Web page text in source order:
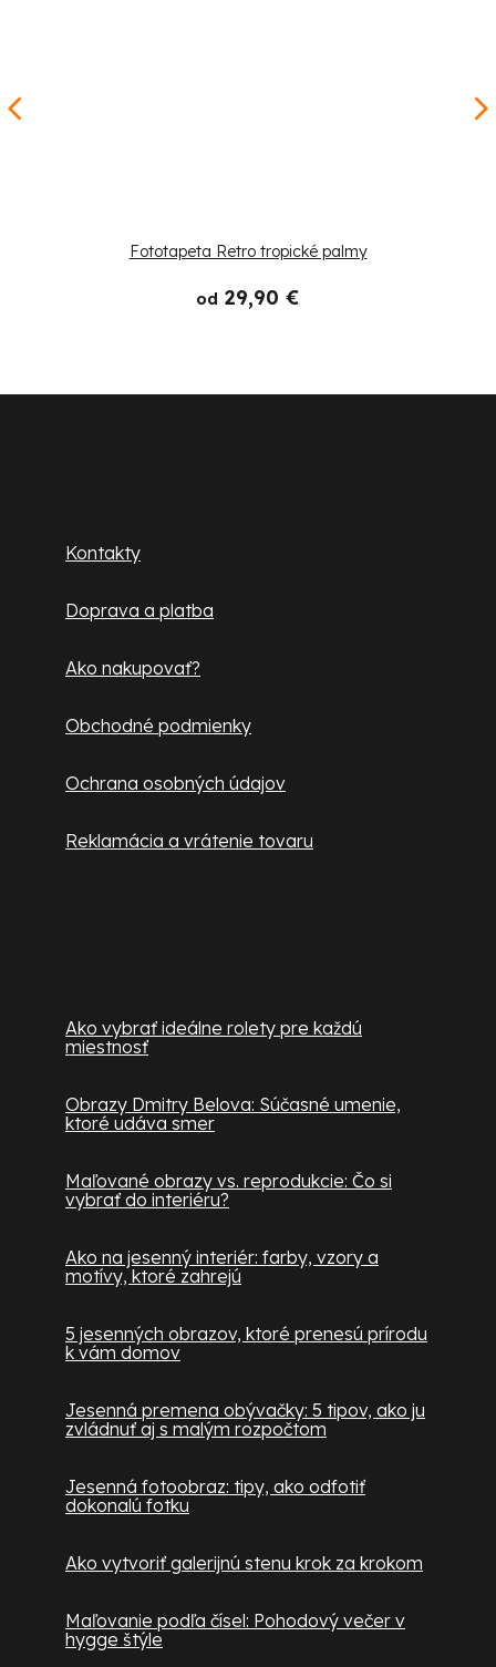
Fototapeta Retro tropické palmy
od 29,90 €
Kontakty
Doprava a platba
Ako nakupovať?
Obchodné podmienky
Ochrana osobných údajov
Reklamácia a vrátenie tovaru
Ako vybrať ideálne rolety pre každú
miestnosť
Obrazy Dmitry Belova: Súčasné umenie,
ktoré udáva smer
Maľované obrazy vs. reprodukcie: Čo si
vybrať do interiéru?
Ako na jesenný interiér: farby, vzory a
motívy, ktoré zahrejú
5 jesenných obrazov, ktoré prenesú prírodu
k vám domov
Jesenná premena obývačky: 5 tipov, ako ju
zvládnuť aj s malým rozpočtom
Jesenná fotoobraz: tipy, ako odfotiť
dokonalú fotku
Ako vytvoriť galerijnú stenu krok za krokom
Maľovanie podľa čísel: Pohodový večer v
hygge štýle